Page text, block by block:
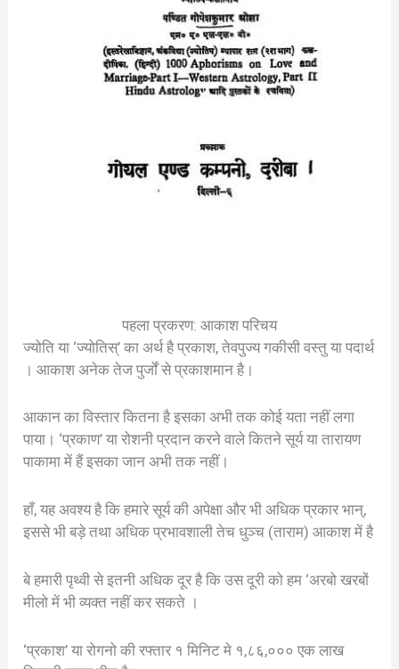
पहला प्रकरण: आकाश परिचय
ज्योति या ‘ज्योतिस्’ का अर्थ है प्रकाश, तेवपुज्य गकीसी वस्तु या पदार्थ
। आकाश अनेक तेज पुर्जों से प्रकाशमान है।
आकान का विस्तार कितना है इसका अभी तक कोई यता नहीं लगा
पाया। ‘प्रकाण’ या रोशनी प्रदान करने वाले कितने सूर्य या तारायण
पाकामा में हैं इसका जान अभी तक नहीं।
हाँ, यह अवश्य है कि हमारे सूर्य की अपेक्षा और भी अधिक प्रकार भान्,
इससे भी बड़े तथा अधिक प्रभावशाली तेच धुञ्च (ताराम) आकाश में है
बे हमारी पृथ्वी से इतनी अधिक दूर है कि उस दूरी को हम ‘अरबो खरबों
मीलो में भी व्यक्त नहीं कर सकते ।
‘प्रकाश’ या रोगनो की रफ्तार १ मिनिट मे १,८६,००० एक लाख